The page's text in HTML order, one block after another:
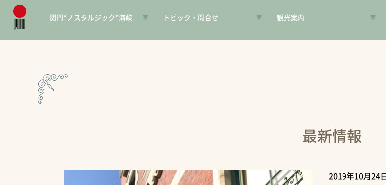
関門“ノスタルジック”海峡
日本遺産とは
トピック・問合せ
お知らせ
観光案内
VR昔旅
最新情報
2019年10月24